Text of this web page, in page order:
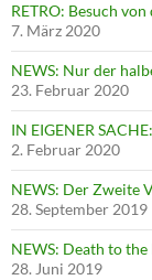
RETRO: Besuch
7. März 2020
NEWS: Nur der
23. Februar 2020
IN EIGENER
2. Februar 2020
NEWS: Der Zweite
28. September 2019
NEWS: Death to the
28. Juni 2019